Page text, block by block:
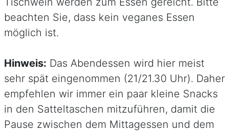
beachten Sie, dass kein veganes Essen
möglich ist.
Hinweis: Das Abendessen wird hier meist
sehr spät eingenommen (21/21.30 Uhr). Daher
empfehlen wir immer ein paar kleine Snacks
in den Satteltaschen mitzuführen, damit die
Pause zwischen dem Mittagessen und dem